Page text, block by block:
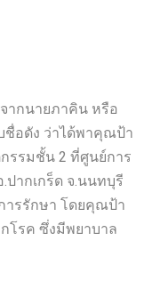
ากนายภาคิน หรือ
ชื่อดัง ว่าได้พาคุณป้า
รรมชั้น 2 ที่ศูนย์การ
ากเกร็ด จ.นนทบุรี
ารรักษา โดยคุณป้า
โรค ซึ่งมีพยาบาล